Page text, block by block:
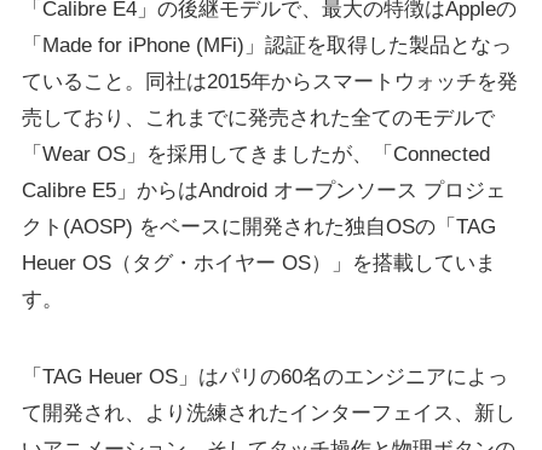
「Calibre E4」の後継モデルで、最大の特徴はAppleの
「Made for iPhone (MFi)」認証を取得した製品となっ
ていること。同社は2015年からスマートウォッチを発
売しており、これまでに発売された全てのモデルで
「Wear OS」を採用してきましたが、「Connected
Calibre E5」からはAndroid オープンソース プロジェ
クト(AOSP) をベースに開発された独自OSの「TAG
Heuer OS（タグ・ホイヤー OS）」を搭載していま
す。
「TAG Heuer OS」はパリの60名のエンジニアによっ
て開発され、より洗練されたインターフェイス、新し